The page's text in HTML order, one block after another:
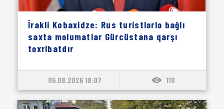
İrakli Kobaxidze: Rus turistlərlə bağlı
saxta məlumatlar Gürcüstana qarşı
təxribatdır
06.08.2026 18:07 118